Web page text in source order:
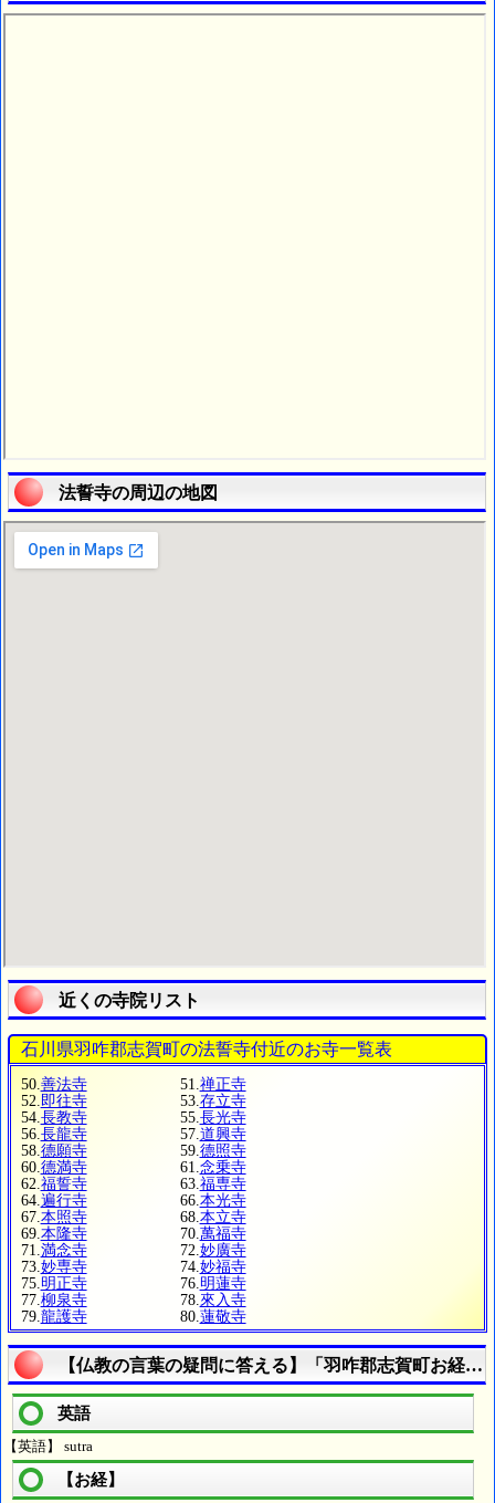
法誓寺の周辺の地図
近くの寺院リスト
石川県羽咋郡志賀町の法誓寺付近のお寺一覧表
50. 善法寺 51. 禅正寺
52. 即往寺 53. 存立寺
54. 長教寺 55. 長光寺
56. 長龍寺 57. 道興寺
58. 德願寺 59. 德照寺
60. 德満寺 61. 念乗寺
62. 福誓寺 63. 福専寺
64. 遍行寺 66. 本光寺
67. 本照寺 68. 本立寺
69. 本隆寺 70. 萬福寺
71. 満念寺 72. 妙廣寺
73. 妙専寺 74. 妙福寺
75. 明正寺 76. 明蓮寺
77. 柳泉寺 78. 來入寺
79. 龍護寺 80. 蓮敬寺
【仏教の言葉の疑問に答える】「羽咋郡志賀町お経と
英語
【英語】 sutra
【お経】